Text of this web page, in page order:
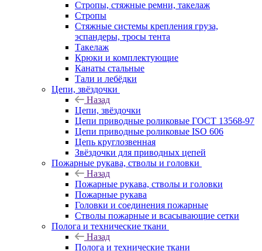
Стропы, стяжные ремни, такелаж
Стропы
Стяжные системы крепления груза,
эспандеры, тросы тента
Такелаж
Крюки и комплектующие
Канаты стальные
Тали и лебёдки
Цепи, звёздочки
Назад
Цепи, звёздочки
Цепи приводные роликовые ГОСТ 13568-97
Цепи приводные роликовые ISO 606
Цепь круглозвенная
Звёздочки для приводных цепей
Пожарные рукава, стволы и головки
Назад
Пожарные рукава, стволы и головки
Пожарные рукава
Головки и соединения пожарные
Стволы пожарные и всасывающие сетки
Полога и технические ткани
Назад
Полога и технические ткани